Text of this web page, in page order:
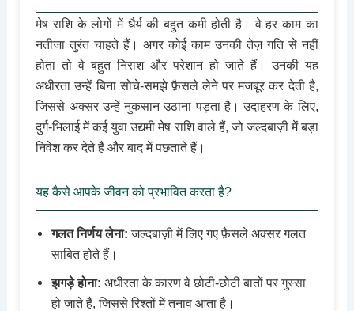
मेष राशि के लोगों में धैर्य की बहुत कमी होती है। वे हर काम का
नतीजा तुरंत चाहते हैं। अगर कोई काम उनकी तेज़ गति से नहीं
होता तो वे बहुत निराश और परेशान हो जाते हैं। उनकी यह
अधीरता उन्हें बिना सोचे-समझे फ़ैसले लेने पर मजबूर कर देती है,
जिससे अक्सर उन्हें नुकसान उठाना पड़ता है। उदाहरण के लिए,
दुर्ग-भिलाई में कई युवा उद्यमी मेष राशि वाले हैं, जो जल्दबाज़ी में बड़ा
निवेश कर देते हैं और बाद में पछताते हैं।
यह कैसे आपके जीवन को प्रभावित करता है?
गलत निर्णय लेना: जल्दबाज़ी में लिए गए फ़ैसले अक्सर गलत
साबित होते हैं।
झगड़े होना: अधीरता के कारण वे छोटी-छोटी बातों पर गुस्सा
हो जाते हैं, जिससे रिश्तों में तनाव आता है।